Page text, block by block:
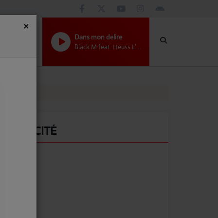
Dans mon delire
Black M feat. Heuss L'enfoir� & Soolking
PUBLICITÉ
×